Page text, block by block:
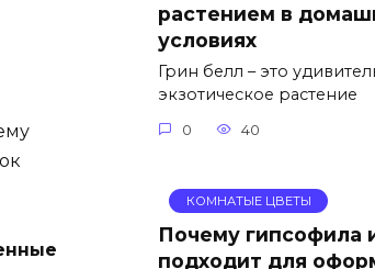
растением в
условиях
Грин белл – это
экзотическое растение
0 40
КОМНАТЫЕ ЦВЕТЫ
Почему гипсофила
подходит для